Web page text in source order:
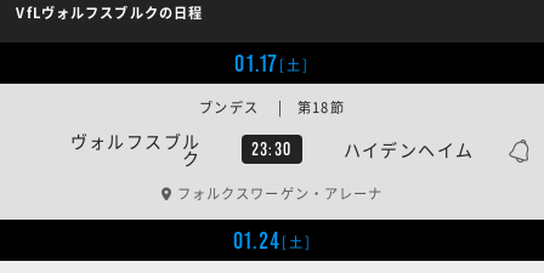
VfLヴォルフスブルクの日程
01.17[土]
ヴォルフスブル
ク 23:30 ハイデンヘイム
ブンデス | 第18節
フォルクスワーゲン・アレーナ
01.24[土]